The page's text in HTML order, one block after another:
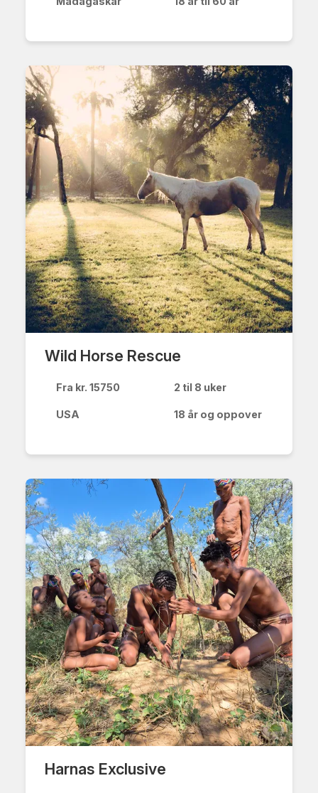
Wild Horse Rescue
Fra kr. 15750 2 til 8 uker
USA 18 år og oppover
Harnas Exclusive